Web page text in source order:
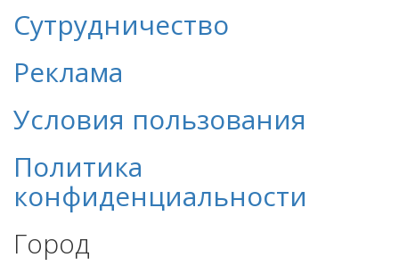
Сутрудничество
Реклама
Условия пользования
Политика
конфиденциальности
Город